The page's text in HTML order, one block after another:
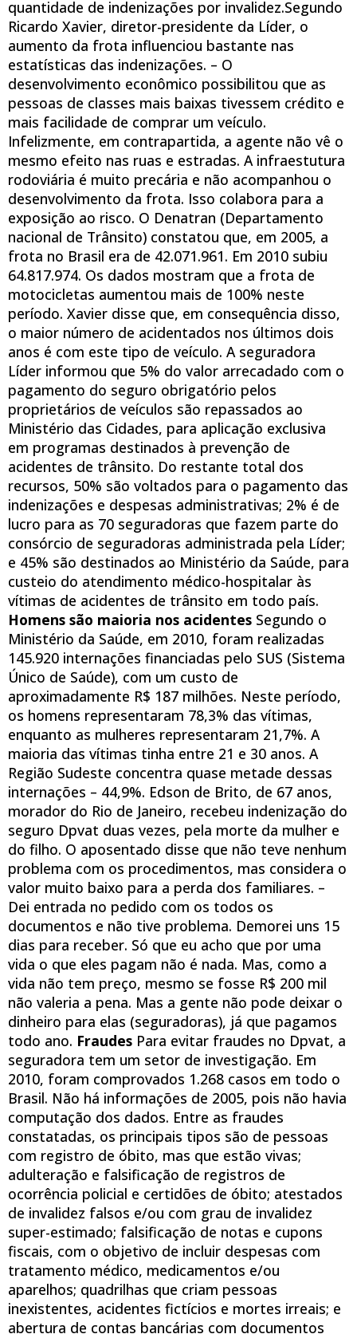
quantidade de indenizações por invalidez.Segundo
Ricardo Xavier, diretor-presidente da Líder, o
aumento da frota influenciou bastante nas
estatísticas das indenizações. – O
desenvolvimento econômico possibilitou que as
pessoas de classes mais baixas tivessem crédito e
mais facilidade de comprar um veículo.
Infelizmente, em contrapartida, a agente não vê o
mesmo efeito nas ruas e estradas. A infraestutura
rodoviária é muito precária e não acompanhou o
desenvolvimento da frota. Isso colabora para a
exposição ao risco. O Denatran (Departamento
nacional de Trânsito) constatou que, em 2005, a
frota no Brasil era de 42.071.961. Em 2010 subiu
64.817.974. Os dados mostram que a frota de
motocicletas aumentou mais de 100% neste
período. Xavier disse que, em consequência disso,
o maior número de acidentados nos últimos dois
anos é com este tipo de veículo. A seguradora
Líder informou que 5% do valor arrecadado com o
pagamento do seguro obrigatório pelos
proprietários de veículos são repassados ao
Ministério das Cidades, para aplicação exclusiva
em programas destinados à prevenção de
acidentes de trânsito. Do restante total dos
recursos, 50% são voltados para o pagamento das
indenizações e despesas administrativas; 2% é de
lucro para as 70 seguradoras que fazem parte do
consórcio de seguradoras administrada pela Líder;
e 45% são destinados ao Ministério da Saúde, para
custeio do atendimento médico-hospitalar às
vítimas de acidentes de trânsito em todo país.
Homens são maioria nos acidentes Segundo o
Ministério da Saúde, em 2010, foram realizadas
145.920 internações financiadas pelo SUS (Sistema
Único de Saúde), com um custo de
aproximadamente R$ 187 milhões. Neste período,
os homens representaram 78,3% das vítimas,
enquanto as mulheres representaram 21,7%. A
maioria das vítimas tinha entre 21 e 30 anos. A
Região Sudeste concentra quase metade dessas
internações – 44,9%. Edson de Brito, de 67 anos,
morador do Rio de Janeiro, recebeu indenização do
seguro Dpvat duas vezes, pela morte da mulher e
do filho. O aposentado disse que não teve nenhum
problema com os procedimentos, mas considera o
valor muito baixo para a perda dos familiares. –
Dei entrada no pedido com os todos os
documentos e não tive problema. Demorei uns 15
dias para receber. Só que eu acho que por uma
vida o que eles pagam não é nada. Mas, como a
vida não tem preço, mesmo se fosse R$ 200 mil
não valeria a pena. Mas a gente não pode deixar o
dinheiro para elas (seguradoras), já que pagamos
todo ano. Fraudes Para evitar fraudes no Dpvat, a
seguradora tem um setor de investigação. Em
2010, foram comprovados 1.268 casos em todo o
Brasil. Não há informações de 2005, pois não havia
computação dos dados. Entre as fraudes
constatadas, os principais tipos são de pessoas
com registro de óbito, mas que estão vivas;
adulteração e falsificação de registros de
ocorrência policial e certidões de óbito; atestados
de invalidez falsos e/ou com grau de invalidez
super-estimado; falsificação de notas e cupons
fiscais, com o objetivo de incluir despesas com
tratamento médico, medicamentos e/ou
aparelhos; quadrilhas que criam pessoas
inexistentes, acidentes fictícios e mortes irreais; e
abertura de contas bancárias com documentos